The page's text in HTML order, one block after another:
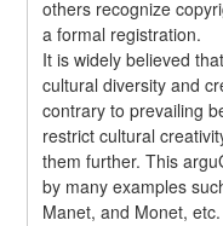
others recognize
a formal registration.
It is widely believed
cultural diversity and
contrary to prevailing
restrict cultural
them further. This
by many examples
Manet, and Monet, etc.